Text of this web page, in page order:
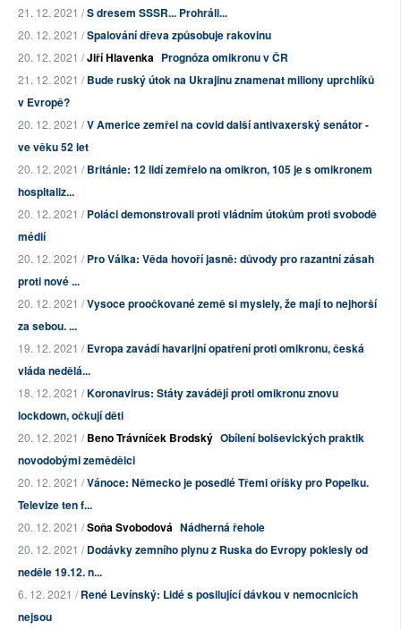
21. 12. 2021 /S dresem SSSR... Prohráli...
20. 12. 2021 /Spalování dřeva způsobuje rakovinu
20. 12. 2021 /Jiří Hlavenka Prognóza omikronu v ČR
21. 12. 2021 /Bude ruský útok na Ukrajinu znamenat miliony uprchlíků
v Evropě?
20. 12. 2021 /V Americe zemřel na covid další antivaxerský senátor -
ve věku 52 let
20. 12. 2021 /Británie: 12 lidí zemřelo na omikron, 105 je s omikronem
hospitaliz...
20. 12. 2021 /Poláci demonstrovali proti vládním útokům proti svobodě
médií
20. 12. 2021 /Pro Válka: Věda hovoří jasně: důvody pro razantní zásah
proti nové ...
20. 12. 2021 /Vysoce proočkované země si myslely, že mají to nejhorší
za sebou. ...
19. 12. 2021 /Evropa zavádí havarijní opatření proti omikronu, česká
vláda nedělá...
18. 12. 2021 /Koronavirus: Státy zavádějí proti omikronu znovu
lockdown, očkují děti
20. 12. 2021 /Beno Trávníček Brodský Obílení bolševických praktik
novodobými zemědělci
20. 12. 2021 /Vánoce: Německo je posedlé Třemi oříšky pro Popelku.
Televize ten f...
20. 12. 2021 /Soňa Svobodová Nádherná řehole
20. 12. 2021 /Dodávky zemního plynu z Ruska do Evropy poklesly od
neděle 19.12. n...
6. 12. 2021 /René Levínský: Lidé s posilující dávkou v nemocnicích
nejsou